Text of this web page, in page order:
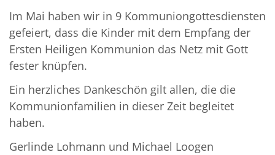
Im Mai haben wir in 9 Kommuniongottesdiensten
gefeiert, dass die Kinder mit dem Empfang der
Ersten Heiligen Kommunion das Netz mit Gott
fester knüpfen.
Ein herzliches Dankeschön gilt allen, die die
Kommunionfamilien in dieser Zeit begleitet
haben.
Gerlinde Lohmann und Michael Loogen